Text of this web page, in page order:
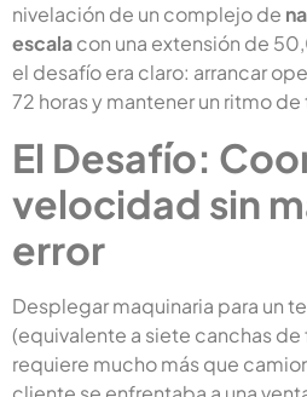
nivelación de un complejo de
escalacon una extensión de
el desafío era claro: arrancar
72 horas y mantener un ritmo
El Desafío:
velocidad sin
error
Desplegar maquinaria para un
(equivalente a siete canchas
requiere mucho más que